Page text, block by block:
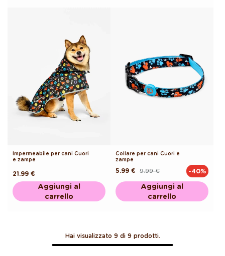
Impermeabile per cani Cuori
e zampe
Prezzo
di
listino
21.99 €
Aggiungi al
carrello
Collare per cani Cuori e
zampe
Prezzo
listino
9.99 €
Prezzo
5.99 € -40%
Aggiungi al
carrello
Hai visualizzato 9 di 9 prodotti.